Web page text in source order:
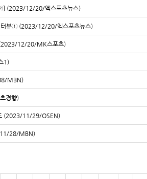
②] (2023/12/20/엑스포츠뉴스)
터뷰① (2023/12/20/엑스포츠뉴스)
(2023/12/20/MK스포츠)
1)
MBN)
경향)
(2023/11/29/OSEN)
11/28/MBN)